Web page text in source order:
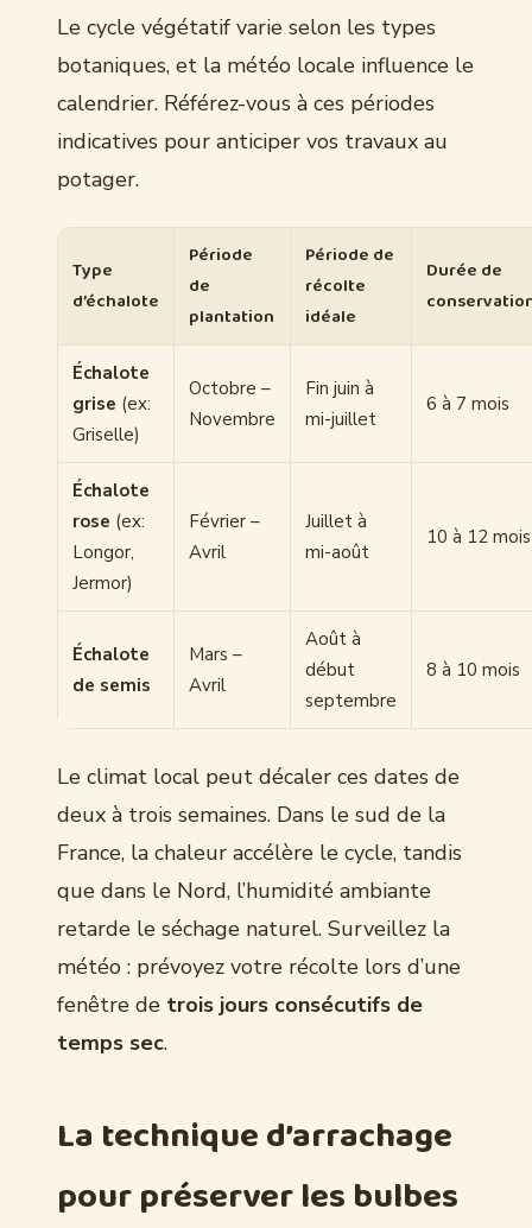
Le cycle végétatif varie selon les types
botaniques, et la météo locale influence le
calendrier. Référez-vous à ces périodes
indicatives pour anticiper vos travaux au
potager.
Type
d’échalote
Période
de
plantation
Période de
récolte
idéale
Durée de
Échalote
grise (ex:
Griselle)
Octobre –
Novembre
Fin juin à
mi-juillet
6 à 7 mois
Échalote
rose (ex:
Longor,
Jermor)
Février –
Avril
Juillet à
mi-août
10 à 12 mois
Échalote
de semis
Mars –
Avril
Août à
début
septembre
8 à 10 mois
Le climat local peut décaler ces dates de
deux à trois semaines. Dans le sud de la
France, la chaleur accélère le cycle, tandis
que dans le Nord, l’humidité ambiante
retarde le séchage naturel. Surveillez la
météo : prévoyez votre récolte lors d’une
fenêtre de trois jours consécutifs de
temps sec.
La technique d’arrachage
pour préserver les bulbes